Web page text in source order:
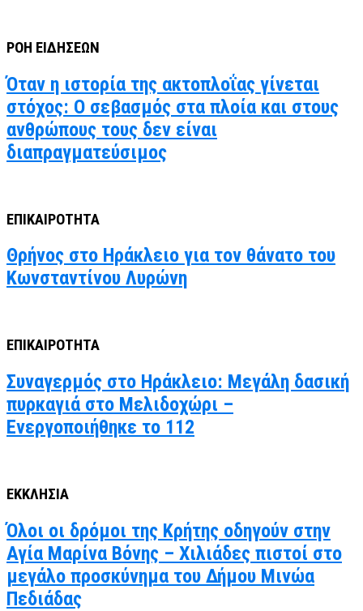
ΡΟΗ ΕΙΔΗΣΕΩΝ
Όταν η ιστορία της ακτοπλοΐας γίνεται
στόχος: Ο σεβασμός στα πλοία και στους
ανθρώπους τους δεν είναι
διαπραγματεύσιμος
ΕΠΙΚΑΙΡΟΤΗΤΑ
Θρήνος στο Ηράκλειο για τον θάνατο του
Κωνσταντίνου Λυρώνη
ΕΠΙΚΑΙΡΟΤΗΤΑ
Συναγερμός στο Ηράκλειο: Μεγάλη δασική
πυρκαγιά στο Μελιδοχώρι –
Ενεργοποιήθηκε το 112
ΕΚΚΛΗΣΙΑ
Όλοι οι δρόμοι της Κρήτης οδηγούν στην
Αγία Μαρίνα Βόνης – Χιλιάδες πιστοί στο
μεγάλο προσκύνημα του Δήμου Μινώα
Πεδιάδας